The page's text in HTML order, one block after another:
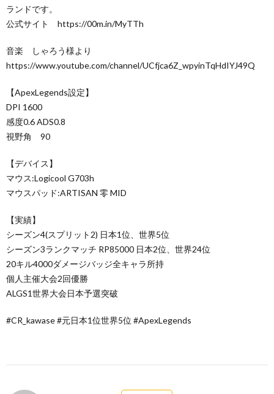
ランドです。
公式サイト https://00m.in/MyTTh
音楽 しゃろう様より
https://www.youtube.com/channel/UCfjca6Z_wpyinTqHdIYJ49Q
【ApexLegends設定】
DPI 1600
感度0.6 ADS0.8
視野角 90
【デバイス】
マウス:Logicool G703h
マウスパッド:ARTISAN 零 MID
【実績】
シーズン4(スプリット2) 日本1位、世界5位
シーズン3ランクマッチ RP85000 日本2位、世界24位
20キル4000ダメージバッジ全キャラ所持
個人主催大会2回優勝
ALGS1世界大会日本予選突破
#CR_kawase​ #元日本1位世界5位​ #ApexLegends​